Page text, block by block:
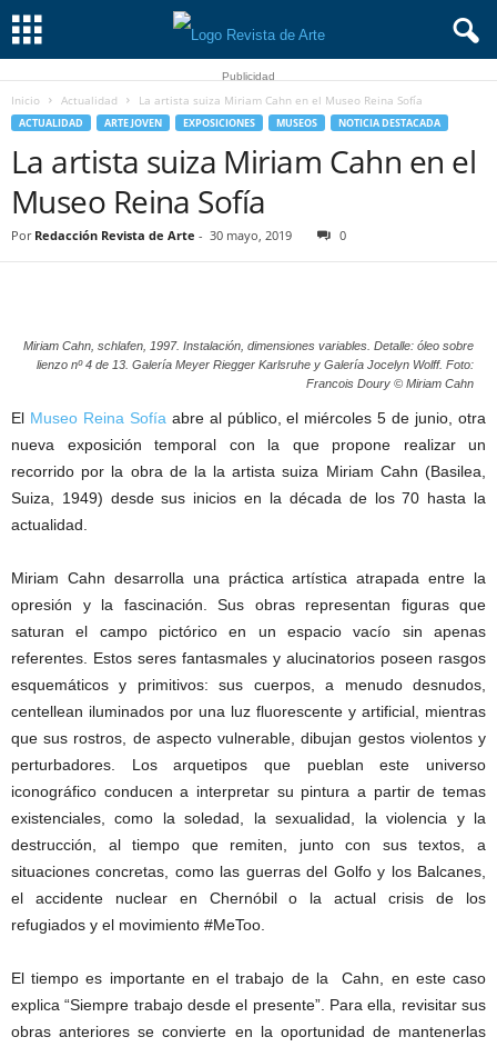
Publicidad
Inicio Actualidad La artista suiza Miriam Cahn en el Museo Reina Sofía
ACTUALIDAD ARTE JOVEN EXPOSICIONES MUSEOS NOTICIA DESTACADA
La artista suiza Miriam Cahn en el
Museo Reina Sofía
Por Redacción Revista de Arte - 30 mayo, 2019 0
Miriam Cahn, schlafen, 1997. Instalación, dimensiones variables. Detalle: óleo sobre
lienzo nº 4 de 13. Galería Meyer Riegger Karlsruhe y Galería Jocelyn Wolff. Foto:
Francois Doury © Miriam Cahn
El Museo Reina Sofía abre al público, el miércoles 5 de junio, otra
nueva exposición temporal con la que propone realizar un
recorrido por la obra de la la artista suiza Miriam Cahn (Basilea,
Suiza, 1949) desde sus inicios en la década de los 70 hasta la
actualidad.
Miriam Cahn desarrolla una práctica artística atrapada entre la
opresión y la fascinación. Sus obras representan figuras que
saturan el campo pictórico en un espacio vacío sin apenas
referentes. Estos seres fantasmales y alucinatorios poseen rasgos
esquemáticos y primitivos: sus cuerpos, a menudo desnudos,
centellean iluminados por una luz fluorescente y artificial, mientras
que sus rostros, de aspecto vulnerable, dibujan gestos violentos y
perturbadores. Los arquetipos que pueblan este universo
iconográfico conducen a interpretar su pintura a partir de temas
existenciales, como la soledad, la sexualidad, la violencia y la
destrucción, al tiempo que remiten, junto con sus textos, a
situaciones concretas, como las guerras del Golfo y los Balcanes,
el accidente nuclear en Chernóbil o la actual crisis de los
refugiados y el movimiento #MeToo.
El tiempo es importante en el trabajo de la Cahn, en este caso
explica “Siempre trabajo desde el presente”. Para ella, revisitar sus
obras anteriores se convierte en la oportunidad de mantenerlas